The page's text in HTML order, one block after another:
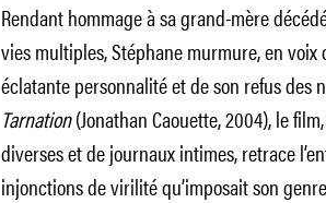
Rendant hommage à sa grand-mère
vies multiples, Stéphane murmure, en
éclatante personnalité et de son refus des
Tarnation(Jonathan Caouette, 2004), le
diverses et de journaux intimes, retrace
injonctions de virilité qu’imposait son